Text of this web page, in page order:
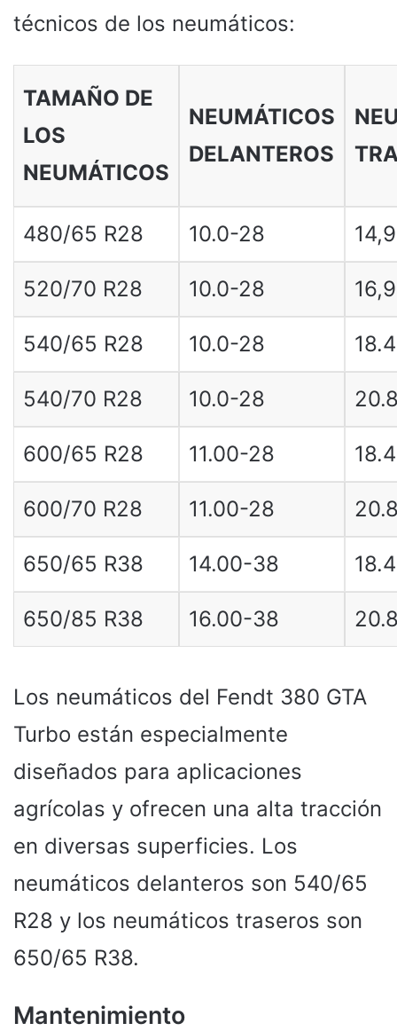
técnicos de los neumáticos:
TAMAÑO DE
LOS
NEUMÁTICOS
NEUMÁTICOS
DELANTEROS
480/65 R28 10.0-28
520/70 R28 10.0-28
540/65 R28 10.0-28
540/70 R28 10.0-28
600/65 R28 11.00-28
600/70 R28 11.00-28
650/65 R38 14.00-38
650/85 R38 16.00-38
Los neumáticos del Fendt 380 GTA
Turbo están especialmente
diseñados para aplicaciones
agrícolas y ofrecen una alta tracción
en diversas superficies. Los
neumáticos delanteros son 540/65
R28 y los neumáticos traseros son
650/65 R38.
Mantenimiento